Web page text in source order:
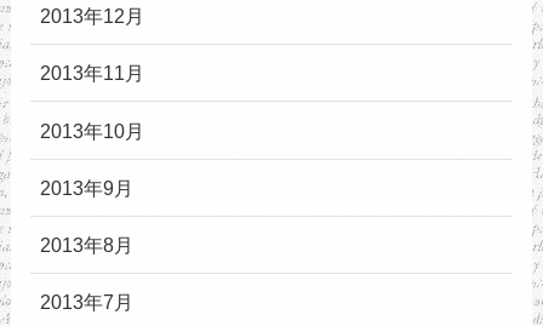
2013年12月
2013年11月
2013年10月
2013年9月
2013年8月
2013年7月